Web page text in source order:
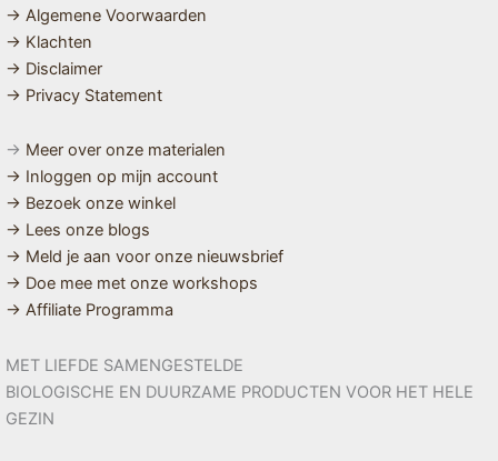
→ Algemene Voorwaarden
→ Klachten
→ Disclaimer
→ Privacy Statement
→ Meer over onze materialen
→ Inloggen op mijn account
→ Bezoek onze winkel
→ Lees onze blogs
→ Meld je aan voor onze nieuwsbrief
→ Doe mee met onze workshops
→ Affiliate Programma
MET LIEFDE SAMENGESTELDE
BIOLOGISCHE EN DUURZAME PRODUCTEN VOOR HET HELE
GEZIN